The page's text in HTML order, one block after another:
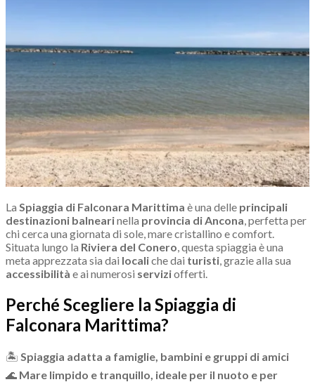
La Spiaggia di Falconara Marittima è una delle principali
destinazioni balnearinella provincia di Ancona, perfetta per
chi cerca una giornata di sole, mare cristallino e comfort.
Situata lungo la Riviera del Conero, questa spiaggia è una
meta apprezzata sia dai localiche dai turisti, grazie alla sua
accessibilità e ai numerosi serviziofferti.
Perché Scegliere la Spiaggia di
Falconara Marittima?
🏝 Spiaggia adatta a famiglie, bambini e gruppi di amici
🌊 Mare limpido e tranquillo, ideale per il nuoto e per